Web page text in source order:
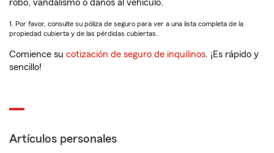
robo, vandalismo o daños al vehículo.
1. Por favor, consulte su póliza de seguro para ver a una lista completa de la
propiedad cubierta y de las pérdidas cubiertas.
Comience su cotización de seguro de inquilinos. ¡Es rápido y
sencillo!
Artículos personales